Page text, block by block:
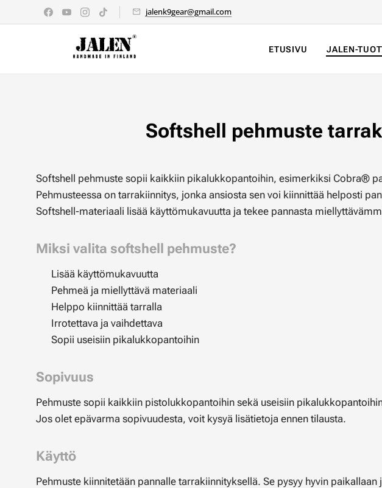
jalenk9gear@gmail.com
ETUSIVU JALEN-
Softshell pehmuste
Softshell pehmuste sopii kaikkiin pikalukkopantoihin, esimerkiksi Cobra®
Pehmusteessa on tarrakiinnitys, jonka ansiosta sen voi kiinnittää helposti
Softshell-materiaali lisää käyttömukavuutta ja tekee pannasta
Miksi valita softshell pehmuste?
✔ Lisää käyttömukavuutta
✔ Pehmeä ja miellyttävä materiaali
✔ Helppo kiinnittää tarralla
✔ Irrotettava ja vaihdettava
✔ Sopii useisiin pikalukkopantoihin
Sopivuus
Pehmuste sopii kaikkiin pistolukkopantoihin sekä useisiin
Jos olet epävarma sopivuudesta, voit kysyä lisätietoja ennen tilausta.
Käyttö
Pehmuste kiinnitetään pannalle tarrakiinnityksellä. Se pysyy hyvin